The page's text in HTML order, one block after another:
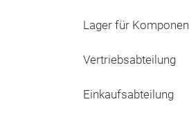
Lager für
Vertriebsabteilung
Einkaufsabteilung